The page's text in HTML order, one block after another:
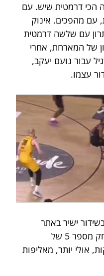
בצורה הכי דרמטית שיש. עם
עם מהפכים. אינוק
עם שלשה דרמטית
של המארחת, אחרי
עבור נועם יעקב,
עצמו.
החל מהשעה 21:15, בשידור ישיר באתר
הדיסקו, פתוח לכווולם – משחק מספר 5 של
נגד אוסטנד. 40 דקות, אולי יותר, מאליפות